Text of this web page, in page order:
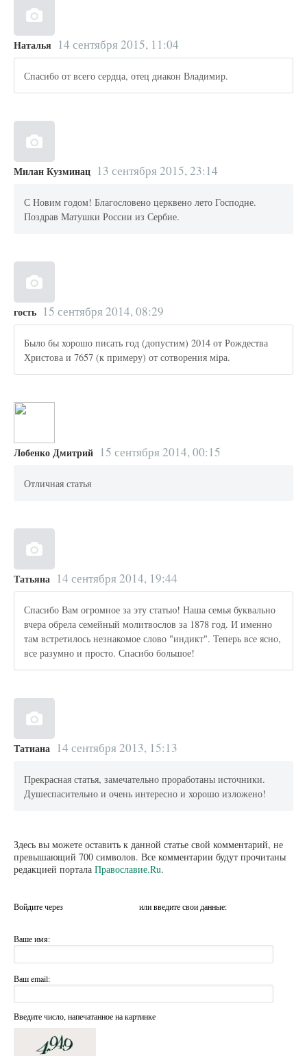
Наталья 14 сентября 2015, 11:04
Спасибо от всего сердца, отец диакон Владимир.
Милан Кузминац 13 сентября 2015, 23:14
С Новим годом! Благословено церквено лето Господне.
Поздрав Матушки России из Сербие.
гость 15 сентября 2014, 08:29
Было бы хорошо писать год (допустим) 2014 от Рождества
Христова и 7657 (к примеру) от сотворения мiра.
Лобенко Дмитрий 15 сентября 2014, 00:15
Отличная статья
Татьяна 14 сентября 2014, 19:44
Спасибо Вам огромное за эту статью! Наша семья буквально
вчера обрела семейный молитвослов за 1878 год. И именно
там встретилось незнакомое слово "индикт". Теперь все ясно,
все разумно и просто. Спасибо большое!
Татиана 14 сентября 2013, 15:13
Прекрасная статья, замечательно проработаны источники.
Душеспасительно и очень интересно и хорошо изложено!
Здесь вы можете оставить к данной статье свой комментарий, не
превышающий 700 символов. Все комментарии будут прочитаны
редакцией портала Православие.Ru.
Войдите через или введите свои данные:
Ваше имя:
Ваш email:
Введите число, напечатанное на картинке